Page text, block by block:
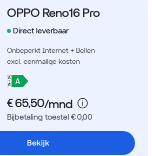
OPPO Reno16 Pro
Direct leverbaar
Onbeperkt Internet + Bellen
excl. eenmalige kosten
Bijbetaling toestel € 0,00
Bekijk